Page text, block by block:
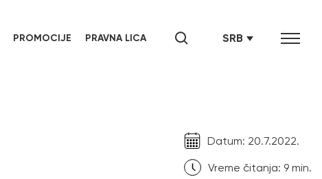
PROMOCIJE PRAVNA LICA
SRB
Datum: 20.7.2022.
Vreme čitanja: 9 min.